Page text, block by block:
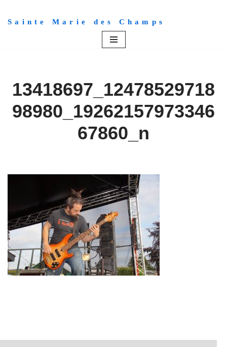
Aller
Sainte Marie des Champs
13418697_12478529718
98980_19262157973346
67860_n